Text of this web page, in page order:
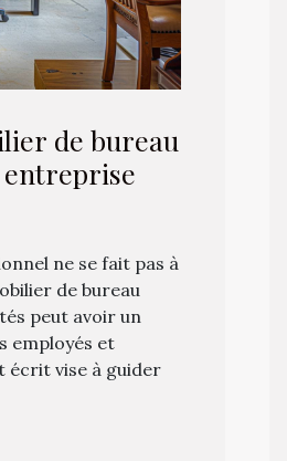
de bureau
ne se fait pas à
de bureau
peut avoir un
employés et
écrit vise à guider